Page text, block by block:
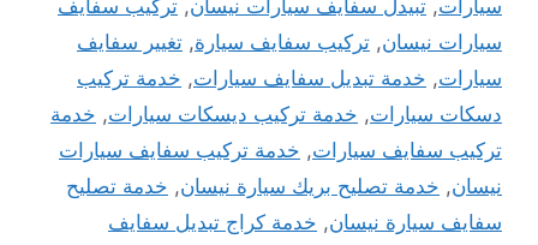
سيارات, تبيدل سفايف سيارات نيسان, تركيب سفايف
سيارات نيسان, تركيب سفايف سيارة, تغيير سفايف
سيارات, خدمة تبديل سفايف سيارات, خدمة تركيب
دسكات سيارات, خدمة تركيب ديسكات سيارات, خدمة
تركيب سفايف سيارات, خدمة تركيب سفايف سيارات
نيسان, خدمة تصليح بريك سيارة نيسان, خدمة تصليح
سفايف سيارة نيسان, خدمة كراج تبديل سفايف